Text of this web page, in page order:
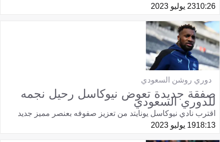
10:2623 يوليو 2023
دوري روشن السعودي
صفقة جديدة تعوض نيوكاسل رحيل نجمه
للدوري السعودي
اقترب نادي نيوكاسل يونايتد من تعزيز صفوفه بعنصر مميز جديد
18:1319 يوليو 2023